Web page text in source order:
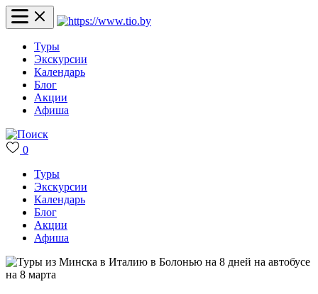
Туры
Экскурсии
Календарь
Блог
Акции
Афиша
0
Туры
Экскурсии
Календарь
Блог
Акции
Афиша